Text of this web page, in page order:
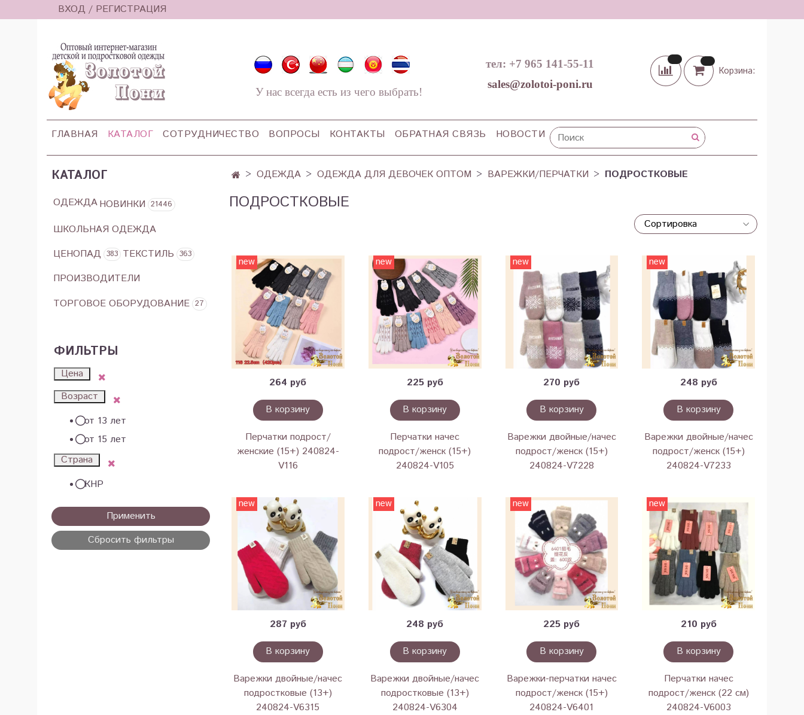
ВХОД / РЕГИСТРАЦИЯ
У нас всегда есть из чего выбрать!
тел: +7 965 141-55-11
sales@zolotoi-poni.ru
Корзина:
ГЛАВНАЯ КАТАЛОГ СОТРУДНИЧЕСТВО ВОПРОСЫ КОНТАКТЫ ОБРАТНАЯ СВЯЗЬ НОВОСТИ
ОДЕЖДА ОДЕЖДА ДЛЯ ДЕВОЧЕК ОПТОМ ВАРЕЖКИ/ПЕРЧАТКИ ПОДРОСТКОВЫЕ
ПОДРОСТКОВЫЕ
new
264 руб
В корзину
Перчатки подрост/
женские (15+) 240824-
V116
new
225 руб
В корзину
Перчатки начес
подрост/женск (15+)
240824-V105
new
270 руб
В корзину
Варежки двойные/начес
подрост/женск (15+)
240824-V7228
new
248 руб
В корзину
Варежки двойные/начес
подрост/женск (15+)
240824-V7233
new
287 руб
В корзину
Варежки двойные/начес
подростковые (13+)
240824-V6315
new
248 руб
В корзину
Варежки двойные/начес
подростковые (13+)
240824-V6304
new
225 руб
В корзину
Варежки-перчатки начес
подрост/женск (15+)
240824-V6401
new
210 руб
В корзину
Перчатки начес
подрост/женск (22 см)
240824-V6003
КАТАЛОГ
ОДЕЖДАНОВИНКИ 21446
ШКОЛЬНАЯ ОДЕЖДА
ЦЕНОПАД 383 ТЕКСТИЛЬ 363
ПРОИЗВОДИТЕЛИ
ТОРГОВОЕ ОБОРУДОВАНИЕ 27
ФИЛЬТРЫ
Цена
Возраст
от 13 лет
от 15 лет
Страна
КНР
Применить
Сбросить фильтры